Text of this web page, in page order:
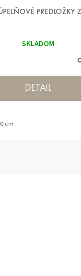
PREDLOŽKY
SKLADOM
DETAIL
cm